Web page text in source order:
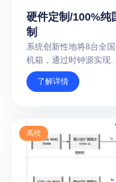
硬件定制/100%纯
制
系统创新性地将8台全
机箱，通过时钟源实现...
了解详情
高校